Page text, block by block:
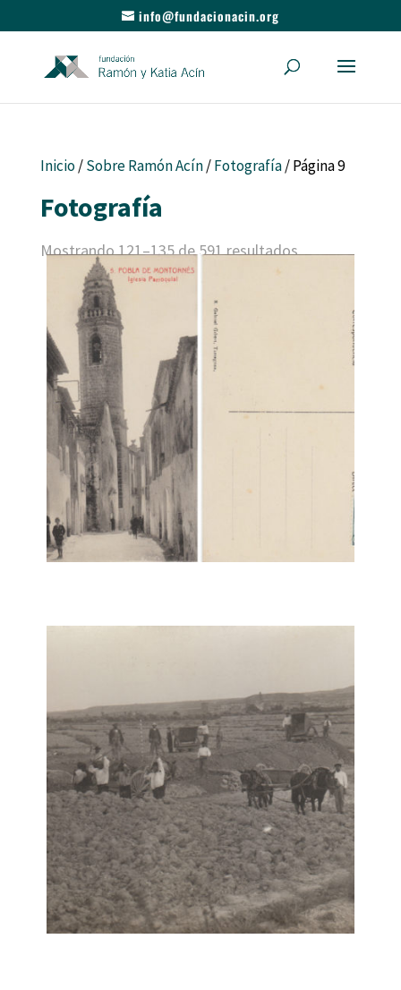
info@fundacionacin.org
Inicio/Sobre Ramón Acín/Fotografía/ Página 9
Fotografía
Mostrando 121–135 de 591 resultados